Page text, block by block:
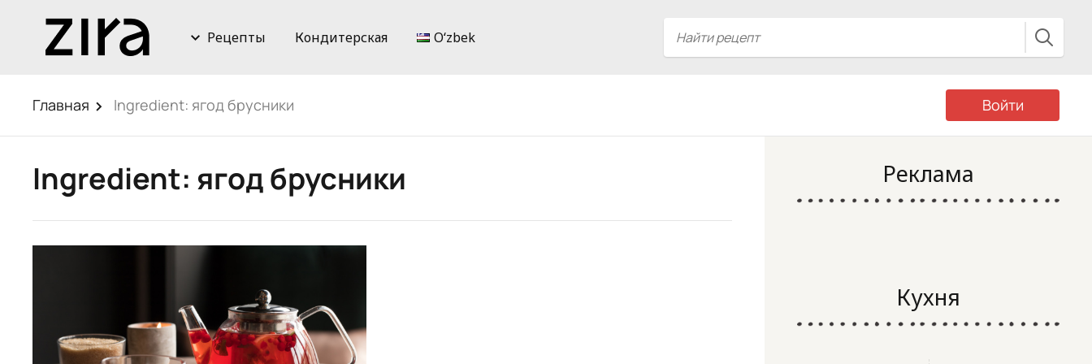
Рецепты Кондитерская Oʻzbek
Главная Ingredient: ягод брусники Войти
Ingredient: ягод брусники Реклама
Кухня